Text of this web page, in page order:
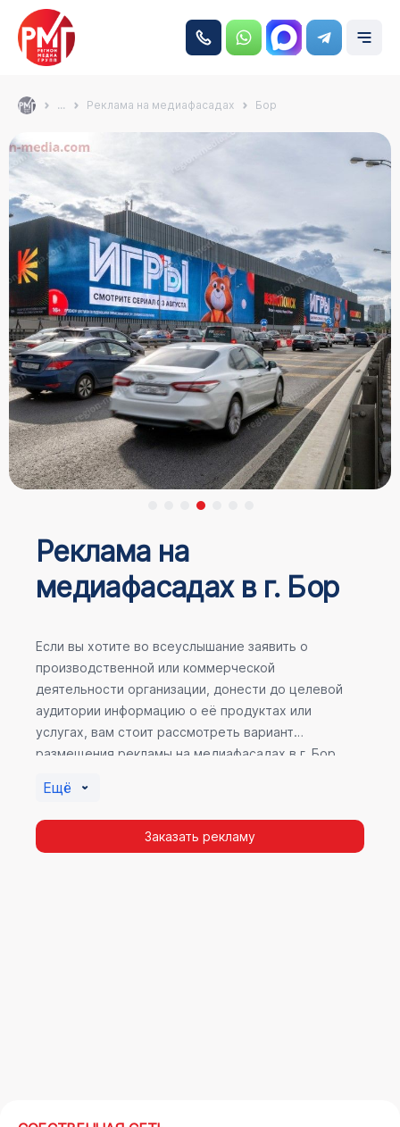
... Реклама на медиафасадах Бор
Реклама на
медиафасадах в г. Бор
Если вы хотите во всеуслышание заявить о
производственной или коммерческой
деятельности организации, донести до целевой
аудитории информацию о её продуктах или
услугах, вам стоит рассмотреть вариант
размещения рекламы на медиафасадах в г. Бор.
«Регион Медиа Групп».
Ещё
Заказать рекламу